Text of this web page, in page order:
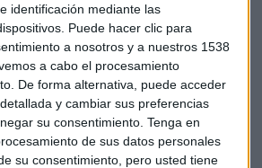
identificación mediante las
Puede hacer clic para
a nosotros y a nuestros 1538
a cabo el procesamiento
De forma alternativa, puede acceder
y cambiar sus preferencias
su consentimiento. Tenga en
de sus datos personales
su consentimiento, pero usted tiene
por las firmas de tecnología
a ello,Oracleha sufrido en bolsa
resultados y no cumplir con las
del primer trimestre.